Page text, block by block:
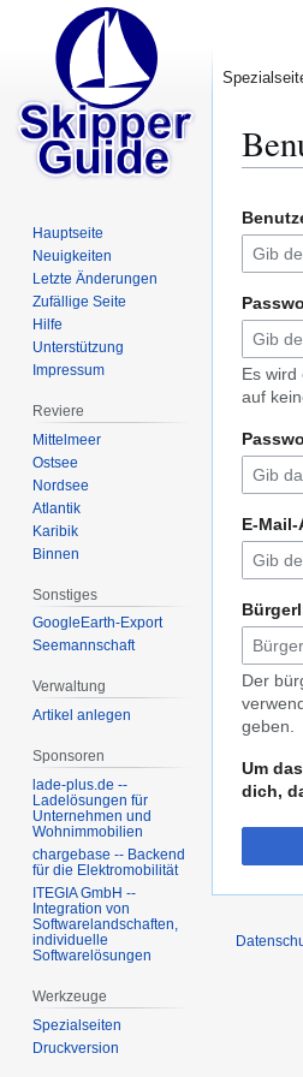
Suche
Es wird
auf
E-
Der
geben.
Um
dich,
Hauptseite
Neuigkeiten
Letzte Änderungen
Zufällige Seite
Hilfe
Unterstützung
Impressum
Reviere
Mittelmeer
Ostsee
Nordsee
Atlantik
Karibik
Binnen
Sonstiges
GoogleEarth-Export
Seemannschaft
Verwaltung
Artikel anlegen
Sponsoren
lade-plus.de --
Ladelösungen für
Unternehmen und
Wohnimmobilien
chargebase -- Backend
für die Elektromobilität
ITEGIA GmbH --
Integration von
Softwarelandschaften,
individuelle
Softwarelösungen
Werkzeuge
Spezialseiten
Druckversion